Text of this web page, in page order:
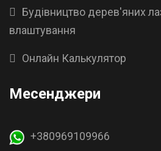
Будівництво дерев'яних
влаштування
Онлайн Калькулятор
Месенджери
+380969109966